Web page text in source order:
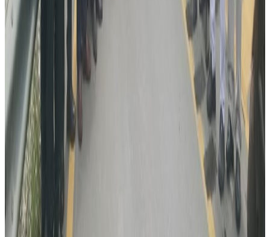
टिप्पणीहरू लोड हुँदैछ…
सम्बन्धित समाचार
विदेशबाट फर्किने नेपालीलाई प्रहरीको आग्रह:
अपरिचितको सुन वा सामान नबोक्नू
२०२६ अगस्ट ६
रोमानियामा रेलको ठक्करबाट दुई नेपालीको मृत्यु, दुई
घाइते
२०२६ अगस्ट ४